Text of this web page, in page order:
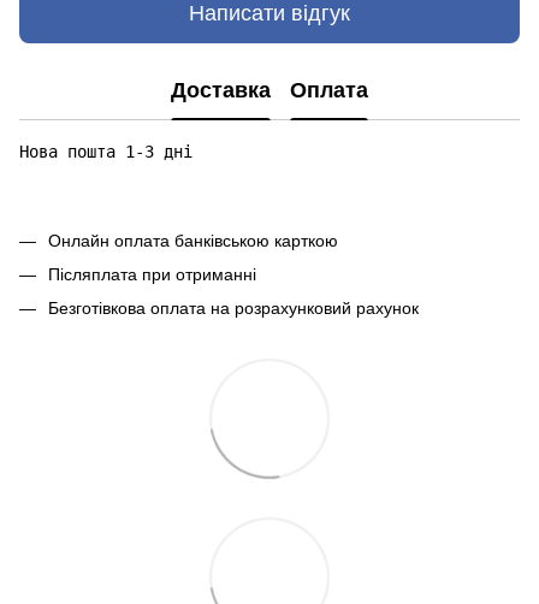
Написати відгук
Доставка Оплата
Нова пошта 1-3 дні
Онлайн оплата банківською карткою
Післяплата при отриманні
Безготівкова оплата на розрахунковий рахунок